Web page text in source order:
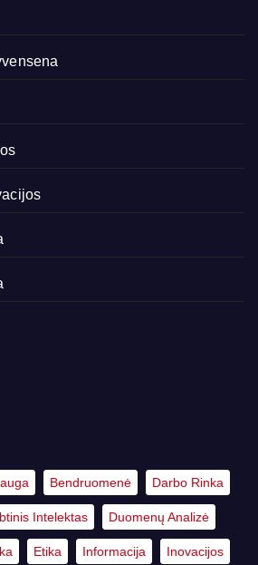
Bendruomenė Darbo Rinka
Intelektas Duomenų Analizė
Etika Informacija Inovacijos